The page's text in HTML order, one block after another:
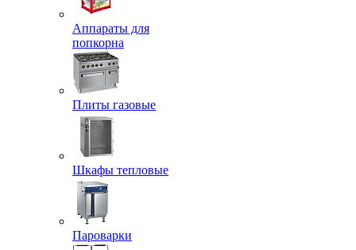
Аппараты для
попкорна
Плиты газовые
Шкафы тепловые
Пароварки